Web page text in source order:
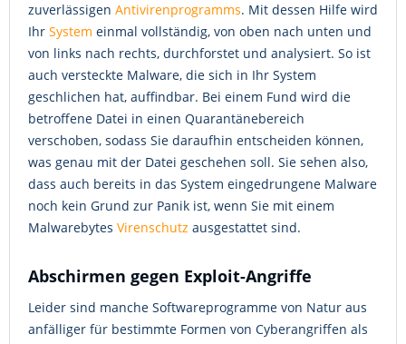
zuverlässigen Antivirenprogramms. Mit dessen Hilfe wird
Ihr System einmal vollständig, von oben nach unten und
von links nach rechts, durchforstet und analysiert. So ist
auch versteckte Malware, die sich in Ihr System
geschlichen hat, auffindbar. Bei einem Fund wird die
betroffene Datei in einen Quarantänebereich
verschoben, sodass Sie daraufhin entscheiden können,
was genau mit der Datei geschehen soll. Sie sehen also,
dass auch bereits in das System eingedrungene Malware
noch kein Grund zur Panik ist, wenn Sie mit einem
Malwarebytes Virenschutz ausgestattet sind.
Abschirmen gegen Exploit-Angriffe
Leider sind manche Softwareprogramme von Natur aus
anfälliger für bestimmte Formen von Cyberangriffen als